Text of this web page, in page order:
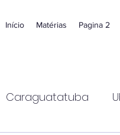
Início Matérias Pagina 2
Caraguatatuba